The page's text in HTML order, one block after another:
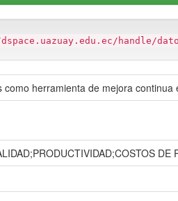
handle/
como herramienta de mejora
DE